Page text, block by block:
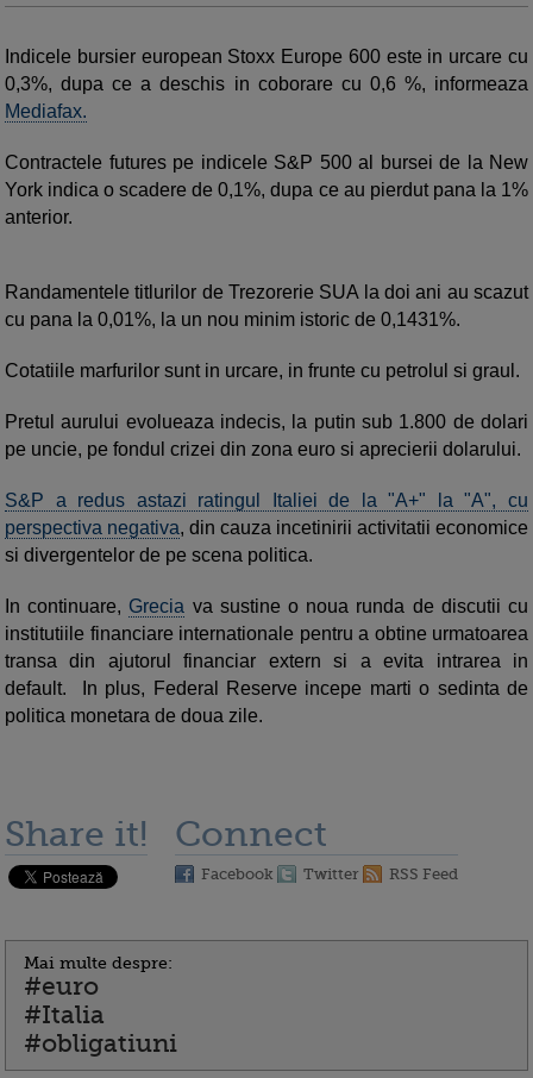
Indicele bursier european Stoxx Europe 600 este in urcare cu
0,3%, dupa ce a deschis in coborare cu 0,6 %, informeaza
Mediafax.
Contractele futures pe indicele S&P 500 al bursei de la New
York indica o scadere de 0,1%, dupa ce au pierdut pana la 1%
anterior.
Randamentele titlurilor de Trezorerie SUA la doi ani au scazut
cu pana la 0,01%, la un nou minim istoric de 0,1431%.
Cotatiile marfurilor sunt in urcare, in frunte cu petrolul si graul.
Pretul aurului evolueaza indecis, la putin sub 1.800 de dolari
pe uncie, pe fondul crizei din zona euro si aprecierii dolarului.
S&P a redus astazi ratingul Italiei de la "A+" la "A", cu
perspectiva negativa, din cauza incetinirii activitatii economice
si divergentelor de pe scena politica.
In continuare, Grecia va sustine o noua runda de discutii cu
institutiile financiare internationale pentru a obtine urmatoarea
transa din ajutorul financiar extern si a evita intrarea in
default. In plus, Federal Reserve incepe marti o sedinta de
politica monetara de doua zile.
Share it! Connect
Facebook Twitter RSS Feed
Mai multe despre:
#euro
#Italia
#obligatiuni